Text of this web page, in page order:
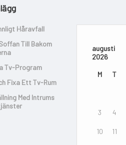
Håravfall
Till Bakom
Tv-Program
Fixa Ett Tv-Rum
Med Intrums
augusti
2026
M T
3 4
10 11